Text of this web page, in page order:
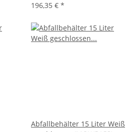
196,35 € *
Abfallbehälter 15 Liter Weiß